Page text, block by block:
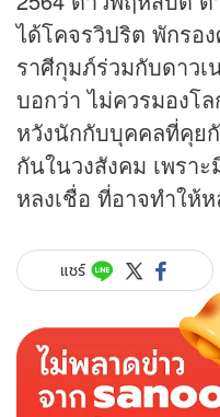
ได้โคจรวิปริต พักรอ
ราศีกุมภ์ร่วมกับดาว
บอกว่า ไม่ควรมองโ
หวังนักกับบุคคลที่คุย
กันในวงสังคม เพรา
หลงเชื่อ ที่อาจทำให้
แชร์